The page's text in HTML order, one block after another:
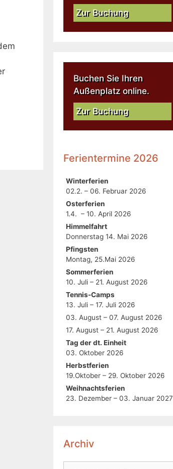
Zur Buchung
Buchen Sie Ihren
Außenplatz online.
Zur Buchung
Ferientermine 2026
Winterferien
02.2. – 06. Februar 2026
Osterferien
1.4. – 10. April 2026
Himmelfahrt
Donnerstag 14. Mai 2026
Pfingsten
Montag, 25.Mai 2026
Sommerferien
10. Juli – 21. August 2026
Tennis-Camps
13. Juli – 17. Juli 2026
03. August – 07. August 2026
17. August – 21. August 2026
Tag der dt. Einheit
03. Oktober 2026
Herbstferien
19.Oktober – 29. Oktober 2026
Weihnachtsferien
23. Dezember – 03. Januar 2027
Archiv